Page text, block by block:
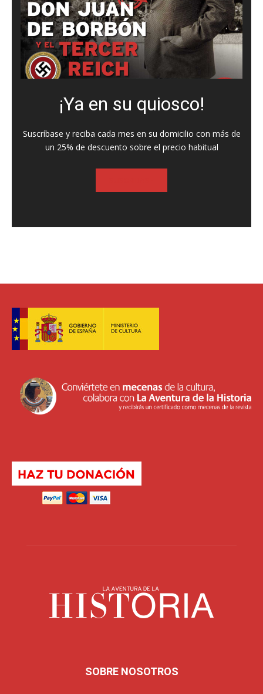
¡Ya en su quiosco!
Suscríbase y reciba cada mes en su domicilio con más de
un 25% de descuento sobre el precio habitual
SOBRE NOSOTROS